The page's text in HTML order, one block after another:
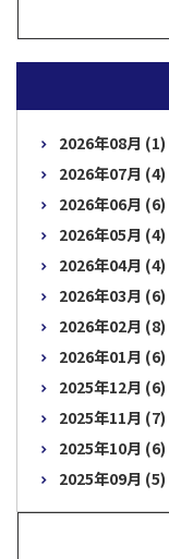
2026年08月 (1)
2026年07月 (4)
2026年06月 (6)
2026年05月 (4)
2026年04月 (4)
2026年03月 (6)
2026年02月 (8)
2026年01月 (6)
2025年12月 (6)
2025年11月 (7)
2025年10月 (6)
2025年09月 (5)